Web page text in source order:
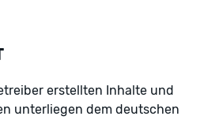
erstellten Inhalte und
unterliegen dem deutschen